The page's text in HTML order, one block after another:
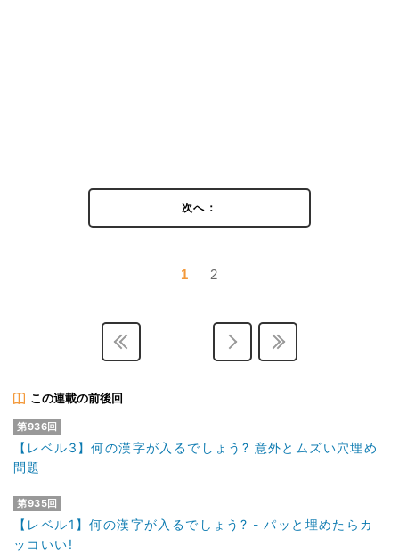
次へ：
1 2
この連載の前後回
第936回
【レベル3】何の漢字が入るでしょう? 意外とムズい穴埋め
問題
第935回
【レベル1】何の漢字が入るでしょう? - パッと埋めたらカ
ッコいい!